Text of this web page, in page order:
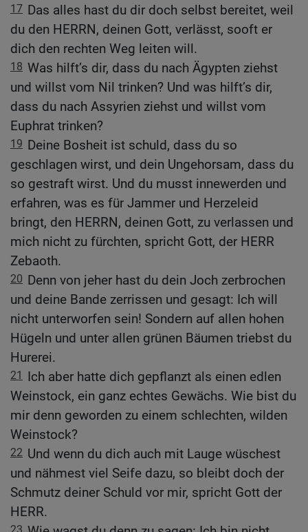
17 Das alles hast du dir doch selbst bereitet, weil
du den HERRN, deinen Gott, verlässt, sooft er
dich den rechten Weg leiten will.
18 Was hilft’s dir, dass du nach Ägypten ziehst
und willst vom Nil trinken? Und was hilft’s dir,
dass du nach Assyrien ziehst und willst vom
Euphrat trinken?
19 Deine Bosheit ist schuld, dass du so
geschlagen wirst, und dein Ungehorsam, dass du
so gestraft wirst. Und du musst innewerden und
erfahren, was es für Jammer und Herzeleid
bringt, den HERRN, deinen Gott, zu verlassen und
mich nicht zu fürchten, spricht Gott, der HERR
Zebaoth.
20 Denn von jeher hast du dein Joch zerbrochen
und deine Bande zerrissen und gesagt: Ich will
nicht unterworfen sein! Sondern auf allen hohen
Hügeln und unter allen grünen Bäumen triebst du
Hurerei.
21
Ich aber hatte dich gepflanzt als einen edlen
Weinstock, ein ganz echtes Gewächs. Wie bist du
mir denn geworden zu einem schlechten, wilden
Weinstock?
22 Und wenn du dich auch mit Lauge wüschest
und nähmest viel Seife dazu, so bleibt doch der
Schmutz deiner Schuld vor mir, spricht Gott der
HERR.